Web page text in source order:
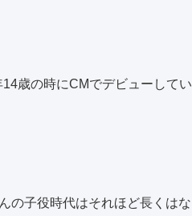
歳の時にCMでデビューしてい
の子役時代はそれほど長くはな